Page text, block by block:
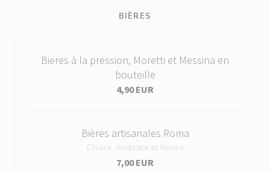
BIÈRES
Bieres à la pression, Moretti et Messina en
bouteille
4,90 EUR
Bières artisanales Roma
Chiara, Ambrata et Rossa
7,00 EUR